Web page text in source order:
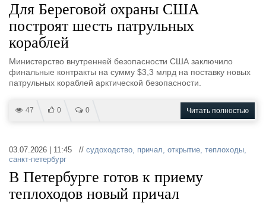
Для Береговой охраны США
построят шесть патрульных
кораблей
Министерство внутренней безопасности США заключило
финальные контракты на сумму $3,3 млрд на поставку новых
патрульных кораблей арктической безопасности.
47 0 0 Читать полностью
03.07.2026 | 11:45 // судоходство, причал, открытие, теплоходы,
санкт-петербург
В Петербурге готов к приему
теплоходов новый причал